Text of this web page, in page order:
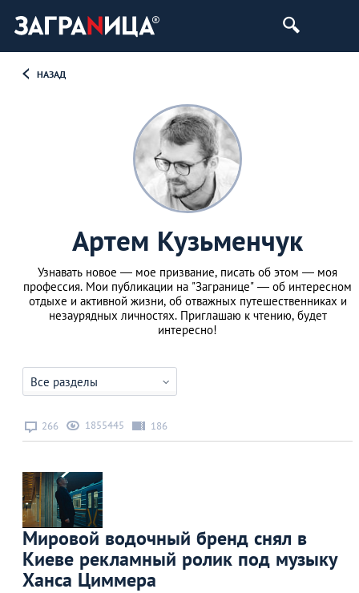
НАЗАД
Артем Кузьменчук
Узнавать новое — мое призвание, писать об этом — моя
профессия. Мои публикации на "Загранице" — об интересном
отдыхе и активной жизни, об отважных путешественниках и
незаурядных личностях. Приглашаю к чтению, будет
интересно!
Все разделы
266 1855445 186
Мировой водочный бренд снял в
Киеве рекламный ролик под музыку
Ханса Циммера